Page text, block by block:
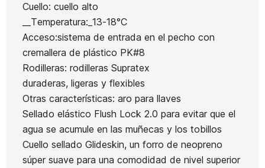
Cuello: cuello alto
__Temperatura:_13-18°C
Acceso:sistema de entrada en el pecho con
cremallera de plástico PK#8
Rodilleras: rodilleras Supratex
duraderas, ligeras y flexibles
Otras características: aro para llaves
Sellado elástico Flush Lock 2.0 para evitar que el
agua se acumule en las muñecas y los tobillos
Cuello sellado Glideskin, un forro de neopreno
súper suave para una comodidad de nivel superior
No hay características para comparar